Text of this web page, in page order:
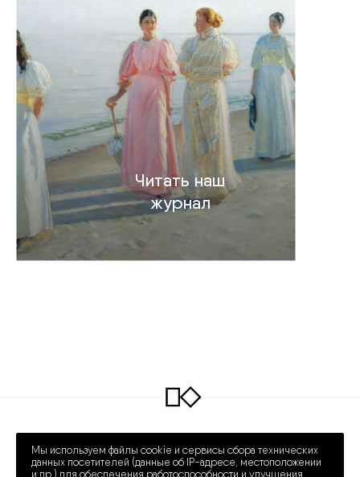
Читать наш
журнал
ПРЕЧИСТЕНКА 30/2
ПН – СБ 12:00 – 20:00
Мы используем файлы cookie и сервисы сбора технических
данных посетителей (данные об IP-адресе, местоположении
и др.) для обеспечения работоспособности и улучшения